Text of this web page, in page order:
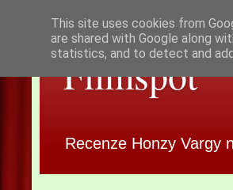
Filmspot
Recenze Honzy Vargy
This site uses cookies from
are shared with Google along
statistics, and to detect and